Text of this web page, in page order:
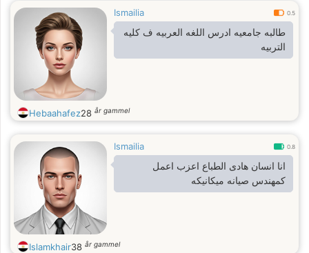
Ismailia 0.5
طالبه جامعيه ادرس اللغه العربيه ف كليه
التربيه
Hebaahafez28 år gammel
Ismailia 0.8
انا انسان هادى الطباع اعزب اعمل
كمهندس صيانه ميكانيكه
Islamkhair38 år gammel